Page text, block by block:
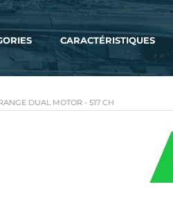
CARACTÉRISTIQUES
DUAL MOTOR - 517 CH